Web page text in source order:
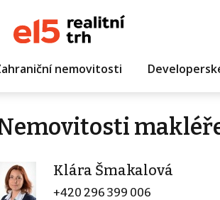
nemovitosti
Klára Šmakalová
+420 296 399 006